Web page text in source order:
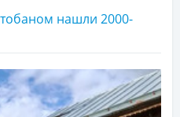
нашли 2000-